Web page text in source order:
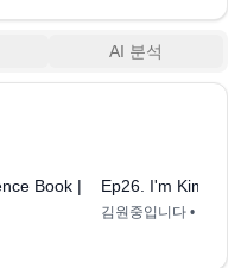
AI 분석
Book | LEVI'S, UNIQLO,
Ep26. I'm Kim
김원중입니다 • 조